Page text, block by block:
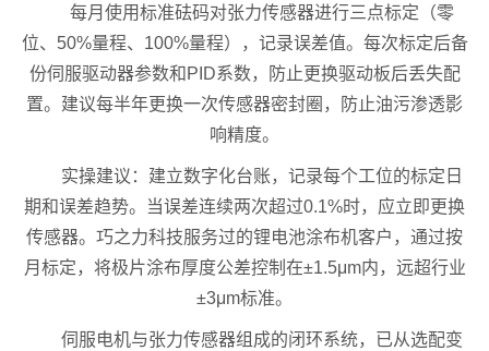
每月使用标准砝码对张力传感器进行三点标定（零
位、50%量程、100%量程），记录误差值。每次标定后备
份伺服驱动器参数和PID系数，防止更换驱动板后丢失配
置。建议每半年更换一次传感器密封圈，防止油污渗透影
响精度。
实操建议：建立数字化台账，记录每个工位的标定日
期和误差趋势。当误差连续两次超过0.1%时，应立即更换
传感器。巧之力科技服务过的锂电池涂布机客户，通过按
月标定，将极片涂布厚度公差控制在±1.5μm内，远超行业
±3μm标准。
伺服电机与张力传感器组成的闭环系统，已从选配变